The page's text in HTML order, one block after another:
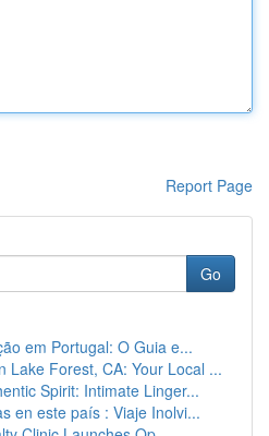
Report Page
Go
em Portugal: O Guia e...
Lake Forest, CA: Your Local ...
Spirit: Intimate Linger...
en este país : Viaje Inolvi...